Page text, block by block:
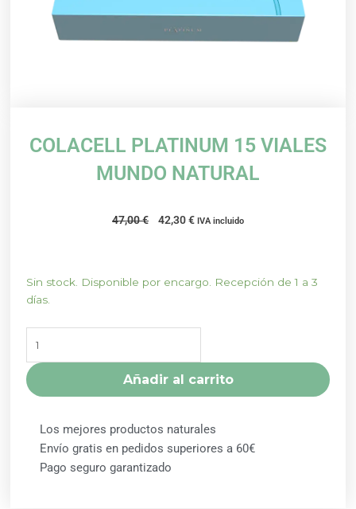
COLACELL PLATINUM 15 VIALES
MUNDO NATURAL
47,00€
El
47,00 €.
42,30€El
42,30 €.
IVA incluido
Sin stock. Disponible por encargo. Recepción de 1 a 3
días.
COLACELL
PLATINUM
MUNDO
NATURAL
cantidad
Añadir al carrito
Los mejores productos naturales
Envío gratis en pedidos superiores a 60€
Pago seguro garantizado